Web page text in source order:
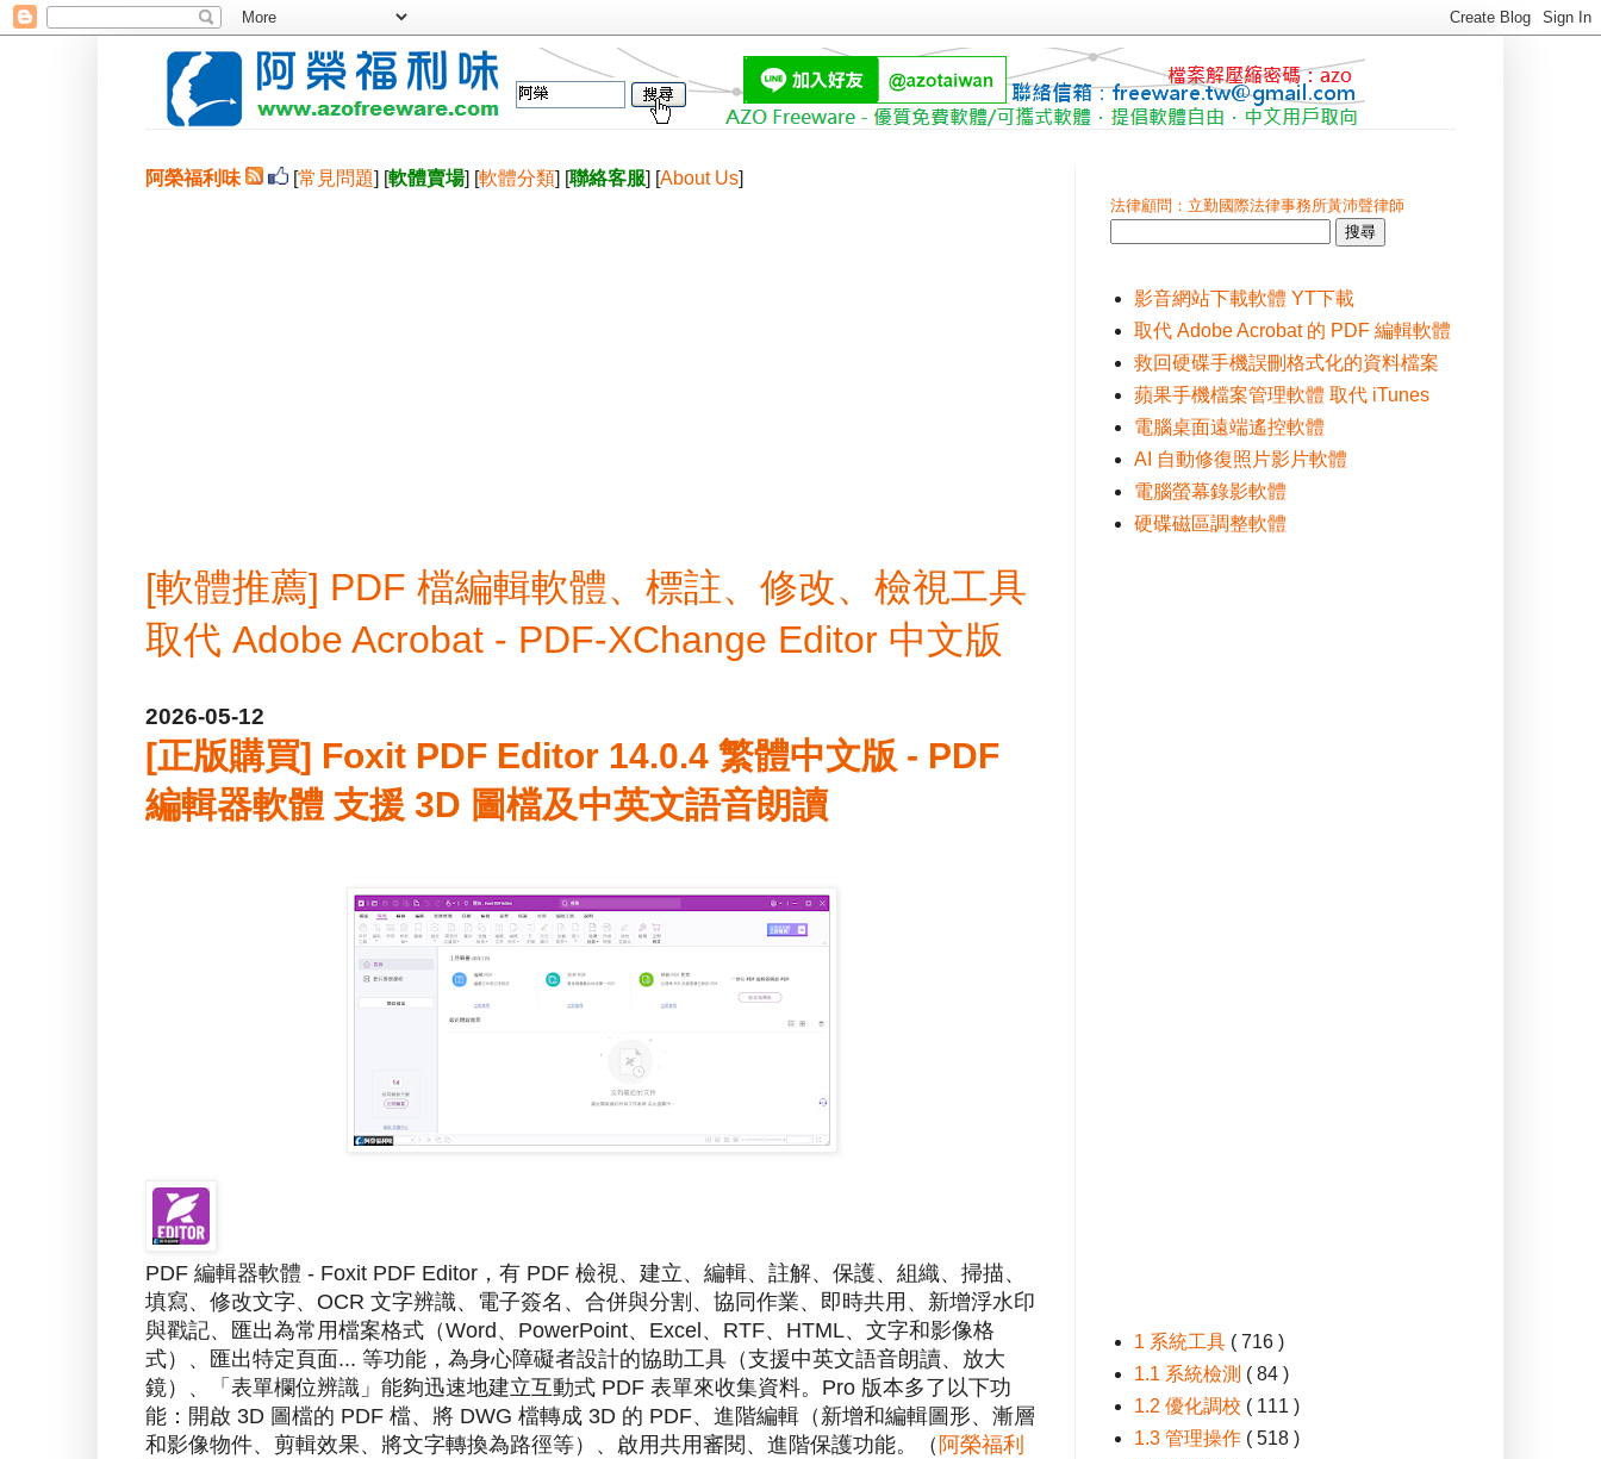
阿榮福利味 [常見問題] [軟體賣場] [軟體分類] [聯絡客服] [About Us]
[軟體推薦] PDF 檔編輯軟體、標註、修改、檢視工具
取代 Adobe Acrobat - PDF-XChange Editor 中文版
2026-05-12
[正版購買] Foxit PDF Editor 14.0.4 繁體中文版 - PDF
編輯器軟體 支援 3D 圖檔及中英文語音朗讀
PDF 編輯器軟體 - Foxit PDF Editor，有 PDF 檢視、建立、編輯、註解、保護、組織、掃描、
填寫、修改文字、OCR 文字辨識、電子簽名、合併與分割、協同作業、即時共用、新增浮水印
與戳記、匯出為常用檔案格式（Word、PowerPoint、Excel、RTF、HTML、文字和影像格
式）、匯出特定頁面... 等功能，為身心障礙者設計的協助工具（支援中英文語音朗讀、放大
鏡）、「表單欄位辨識」能夠迅速地建立互動式 PDF 表單來收集資料。Pro 版本多了以下功
能：開啟 3D 圖檔的 PDF 檔、將 DWG 檔轉成 3D 的 PDF、進階編輯（新增和編輯圖形、漸層
和影像物件、剪輯效果、將文字轉換為路徑等）、啟用共用審閱、進階保護功能。（ 阿榮福利
法律顧問：立勤國際法律事務所黃沛聲律師
影音網站下載軟體 YT下載
取代 Adobe Acrobat 的 PDF 編輯軟體
救回硬碟手機誤刪格式化的資料檔案
蘋果手機檔案管理軟體 取代 iTunes
電腦桌面遠端遙控軟體
AI 自動修復照片影片軟體
電腦螢幕錄影軟體
硬碟磁區調整軟體
1 系統工具 ( 716 )
1.1 系統檢測 ( 84 )
1.2 優化調校 ( 111 )
1.3 管理操作 ( 518 )